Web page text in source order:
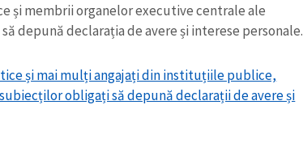
și membrii organelor executive centrale ale
depună declarația de avere și interese personale.
și mai mulți angajați din instituțiile publice,
obligați să depună declarații de avere și